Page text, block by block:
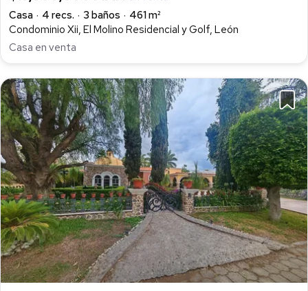
Casa
4 recs. 3 baños
461 m²
Condominio Xii, El Molino Residencial y Golf, León
Casa en venta